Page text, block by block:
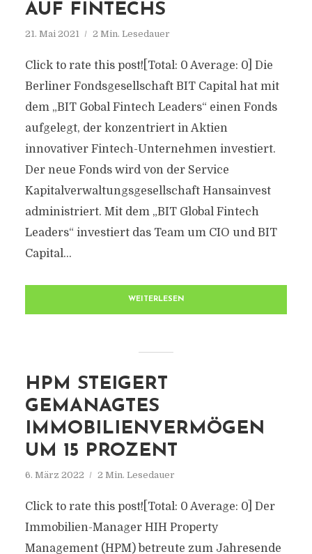
AUF FINTECHS
21. Mai 2021 2 Min. Lesedauer
Click to rate this post![Total: 0 Average: 0] Die
Berliner Fondsgesellschaft BIT Capital hat mit
dem „BIT Gobal Fintech Leaders“ einen Fonds
aufgelegt, der konzentriert in Aktien
innovativer Fintech-Unternehmen investiert.
Der neue Fonds wird von der Service
Kapitalverwaltungsgesellschaft Hansainvest
administriert. Mit dem „BIT Global Fintech
Leaders“ investiert das Team um CIO und BIT
Capital...
WEITERLESEN
HPM STEIGERT
GEMANAGTES
IMMOBILIENVERMÖGEN
UM 15 PROZENT
6. März 2022 2 Min. Lesedauer
Click to rate this post![Total: 0 Average: 0] Der
Immobilien-Manager HIH Property
Management (HPM) betreute zum Jahresende